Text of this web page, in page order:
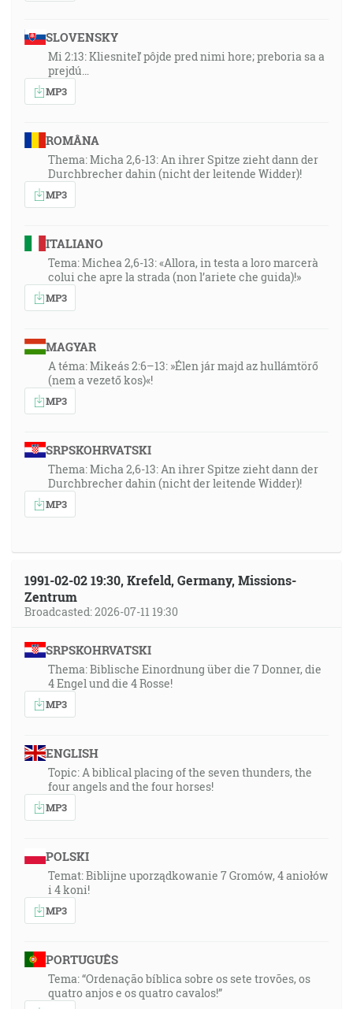
SLOVENSKY
Mi 2:13: Kliesniteľ pôjde pred nimi hore; preboria sa a
prejdú…
MP3
ROMÂNA
Thema: Micha 2,6-13: An ihrer Spitze zieht dann der
Durchbrecher dahin (nicht der leitende Widder)!
MP3
ITALIANO
Tema: Michea 2,6-13: «Allora, in testa a loro marcerà
colui che apre la strada (non l’ariete che guida)!»
MP3
MAGYAR
A téma: Mikeás 2:6–13: »Élen jár majd az hullámtörő
(nem a vezető kos)«!
MP3
SRPSKOHRVATSKI
Thema: Micha 2,6-13: An ihrer Spitze zieht dann der
Durchbrecher dahin (nicht der leitende Widder)!
MP3
1991-02-02 19:30, Krefeld, Germany, Missions-
Zentrum
Broadcasted: 2026-07-11 19:30
SRPSKOHRVATSKI
Thema: Biblische Einordnung über die 7 Donner, die
4 Engel und die 4 Rosse!
MP3
ENGLISH
Topic: A biblical placing of the seven thunders, the
four angels and the four horses!
MP3
POLSKI
Temat: Biblijne uporządkowanie 7 Gromów, 4 aniołów
i 4 koni!
MP3
PORTUGUÊS
Tema: “Ordenação bíblica sobre os sete trovões, os
quatro anjos e os quatro cavalos!”